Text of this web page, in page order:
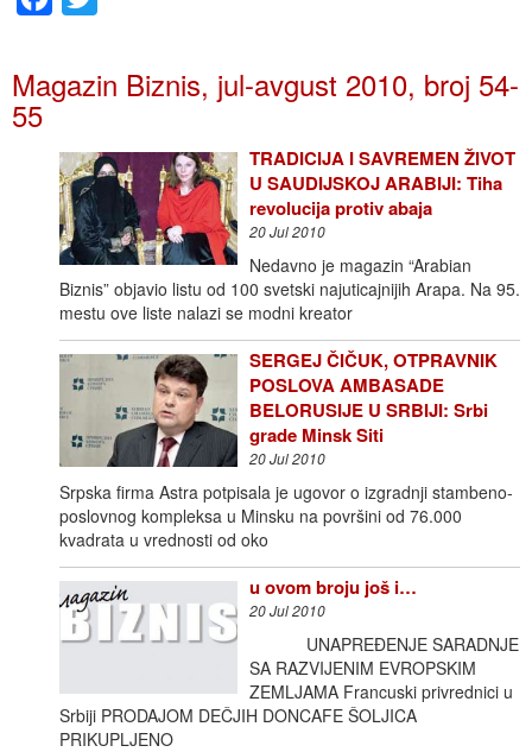
Magazin Biznis, jul-avgust 2010, broj 54-
55
TRADICIJA I SAVREMEN ŽIVOT
U SAUDIJSKOJ ARABIJI: Tiha
revolucija protiv abaja
20 Jul 2010
Nedavno je magazin “Arabian
Biznis” objavio listu od 100 svetski najuticajnijih Arapa. Na 95.
mestu ove liste nalazi se modni kreator
SERGEJ ČIČUK, OTPRAVNIK
POSLOVA AMBASADE
BELORUSIJE U SRBIJI: Srbi
grade Minsk Siti
20 Jul 2010
Srpska firma Astra potpisala je ugovor o izgradnji stambeno-
poslovnog kompleksa u Minsku na površini od 76.000
kvadrata u vrednosti od oko
u ovom broju još i…
20 Jul 2010
UNAPREĐENJE SARADNJE
SA RAZVIJENIM EVROPSKIM
ZEMLJAMA Francuski privrednici u
Srbiji PRODAJOM DEČJIH DONCAFE ŠOLJICA
PRIKUPLJENO